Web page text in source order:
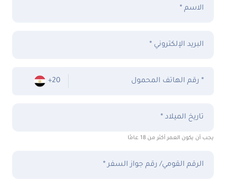
الاسم *
البريد الإلكتروني *
+20 رقم الهاتف المحمول *
تاريخ الميلاد *
يجب أن يكون العمر أكثر من 18 عامًا
الرقم القومي/ رقم جواز السفر *